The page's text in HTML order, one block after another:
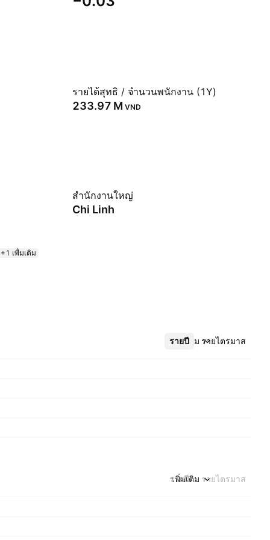
รายได้สุทธิ / จำนวนพนักงาน (1Y)
‪233.97 M‬ VND
สำนักงานใหญ่
Chi Linh
+1 เพื่มเติม
รายปี รายไตรมาส
เพิ่มเติม
รายปี รายไตรมาส
เพิ่มเติม